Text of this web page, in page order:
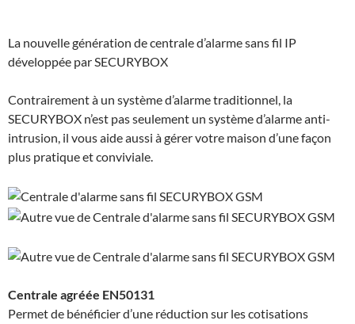
La nouvelle génération de centrale d’alarme sans fil IP
développée par SECURYBOX
Contrairement à un système d’alarme traditionnel, la
SECURYBOX n’est pas seulement un système d’alarme anti-
intrusion, il vous aide aussi à gérer votre maison d’une façon
plus pratique et conviviale.
Centrale agréée EN50131
Permet de bénéficier d’une réduction sur les cotisations